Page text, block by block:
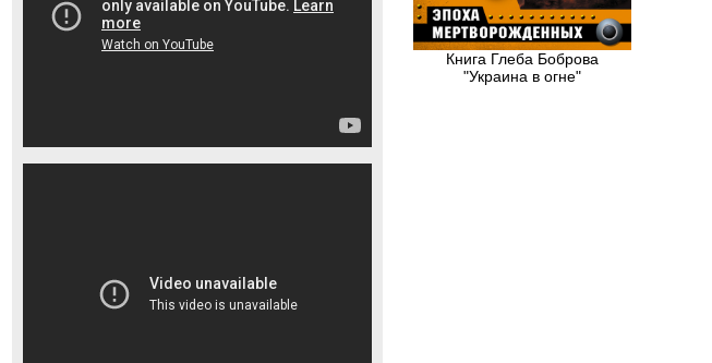
Книга Глеба Боброва
"Украина в огне"